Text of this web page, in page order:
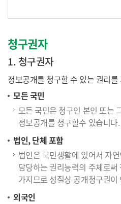
청구권자
1. 청구권자
정보공개를 청구할 수 있는 권리
모든 국민
모든 국민은 청구인 본인 또는
정보공개를 청구할수 있습니다.
법인, 단체 포함
법인은 국민생활에 있어서 자
담당하는 권리능력의 주체로
가지므로 성질상 공개청구권이
외국인